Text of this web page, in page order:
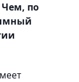
Чем, по